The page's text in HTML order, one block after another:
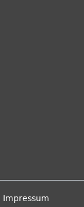
Impressum